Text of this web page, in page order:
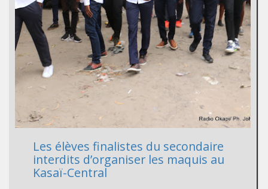
Les élèves finalistes du secondaire
interdits d’organiser les maquis au
Kasaï-Central